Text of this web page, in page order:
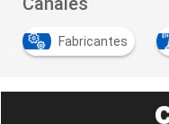
Fabricantes